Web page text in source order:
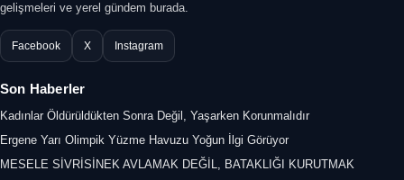
gelişmeleri ve yerel gündem burada.
Facebook X Instagram
Son Haberler
Kadınlar Öldürüldükten Sonra Değil, Yaşarken Korunmalıdır
Ergene Yarı Olimpik Yüzme Havuzu Yoğun İlgi Görüyor
MESELE SİVRİSİNEK AVLAMAK DEĞİL, BATAKLIĞI KURUTMAK